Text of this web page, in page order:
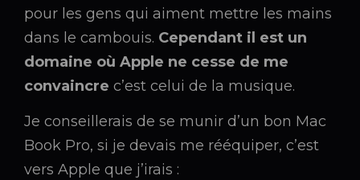
pour les gens qui aiment mettre les mains
dans le cambouis. Cependant il est un
domaine où Apple ne cesse de me
convaincre c’est celui de la musique.
Je conseillerais de se munir d’un bon Mac
Book Pro, si je devais me rééquiper, c’est
vers Apple que j’irais :